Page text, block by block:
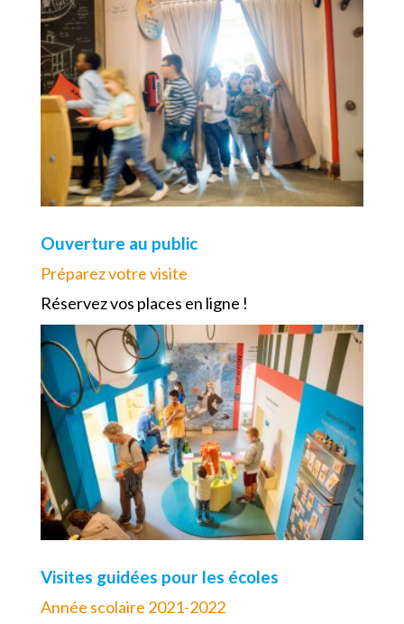
Ouverture au public
Préparez votre visite
Réservez vos places en ligne !
Visites guidées pour les écoles
Année scolaire 2021-2022